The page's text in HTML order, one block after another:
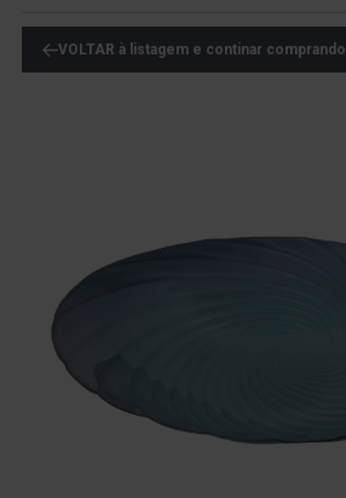
VOLTAR à listagem e continar comprando